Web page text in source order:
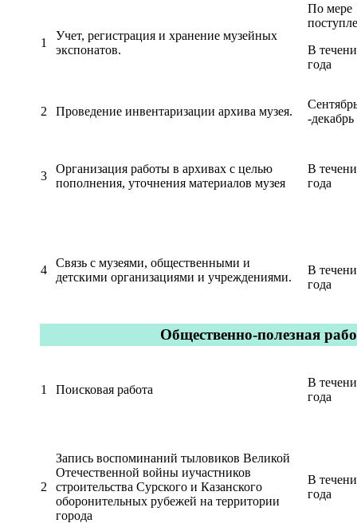
1
Учет, регистрация и хранение музейных
экспонатов.
По мере
В
года
2 Проведение инвентаризации архива музея.
-декабрь
3
Организация работы в архивах с целью
пополнения, уточнения материалов музея
В
года
4
Связь с музеями, общественными и
детскими организациями и учреждениями.
В
года
Общественно-полезная
1 Поисковая работа
В
года
2
Запись воспоминаний тыловиков Великой
Отечественной войны иучастников
строительства Сурского и Казанского
оборонительных рубежей на территории
города
В
года